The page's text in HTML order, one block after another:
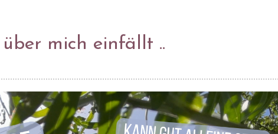
mich einfällt ..